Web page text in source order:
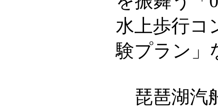
水上歩行コ
験プラン」
琵琶湖汽